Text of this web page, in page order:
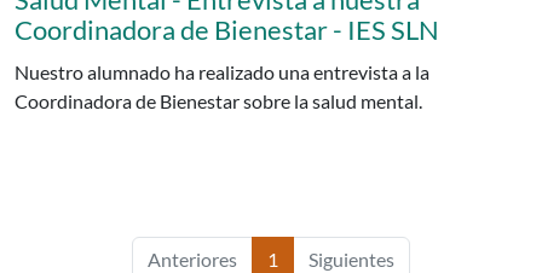
Coordinadora de Bienestar - IES SLN
Nuestro alumnado ha realizado una entrevista a la
Coordinadora de Bienestar sobre la salud mental.
Anteriores 1 Siguientes